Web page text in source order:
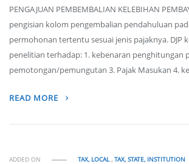
PENGAJUAN PEMBEMBALIAN KELEBIHAN
pengisian kolom pengembalian pendahuluan
permohonan tertentu sesuai jenis pajaknya. DJP
penelitian terhadap: 1. kebenaran penghitungan
pemotongan/pemungutan 3. Pajak Masukan 4.
READ MORE
ADDED ON TAX, LOCAL,TAX, STATE, INSTITUTION